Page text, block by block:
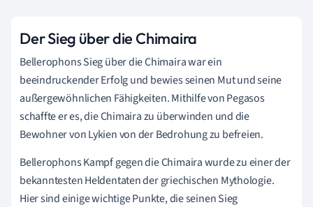
Der Sieg über die Chimaira
Bellerophons Sieg über die Chimaira war ein
beeindruckender Erfolg und bewies seinen Mut und seine
außergewöhnlichen Fähigkeiten. Mithilfe von Pegasos
schaffte er es, die Chimaira zu überwinden und die
Bewohner von Lykien von der Bedrohung zu befreien.
Bellerophons Kampf gegen die Chimaira wurde zu einer der
bekanntesten Heldentaten der griechischen Mythologie.
Hier sind einige wichtige Punkte, die seinen Sieg